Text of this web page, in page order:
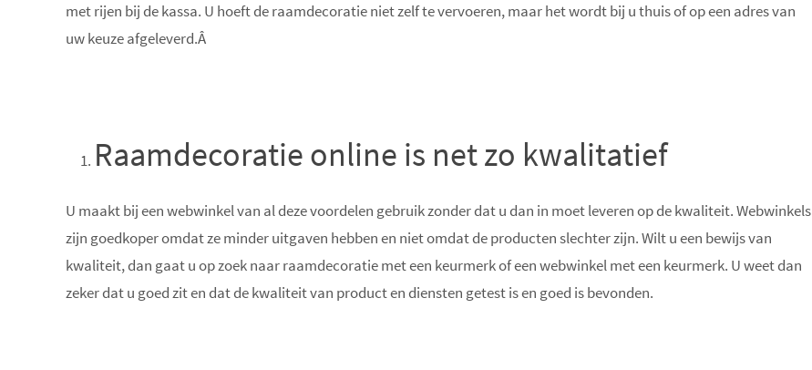
met rijen bij de kassa. U hoeft de raamdecoratie niet zelf te vervoeren, maar het wordt bij u thuis of op een adres van
uw keuze afgeleverd.Â
Raamdecoratie online is net zo kwalitatief
U maakt bij een webwinkel van al deze voordelen gebruik zonder dat u dan in moet leveren op de kwaliteit. Webwinkels
zijn goedkoper omdat ze minder uitgaven hebben en niet omdat de producten slechter zijn. Wilt u een bewijs van
kwaliteit, dan gaat u op zoek naar raamdecoratie met een keurmerk of een webwinkel met een keurmerk. U weet dan
zeker dat u goed zit en dat de kwaliteit van product en diensten getest is en goed is bevonden.